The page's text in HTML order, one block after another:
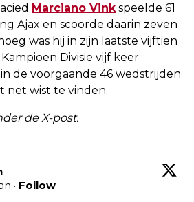
Marciano Vink speelde 61
Ajax en scoorde daarin zeven
was hij in zijn laatste vijftien
Divisie vijf keer
de voorgaande 46 wedstrijden
net wist te vinden.
de X-post.
· Follow